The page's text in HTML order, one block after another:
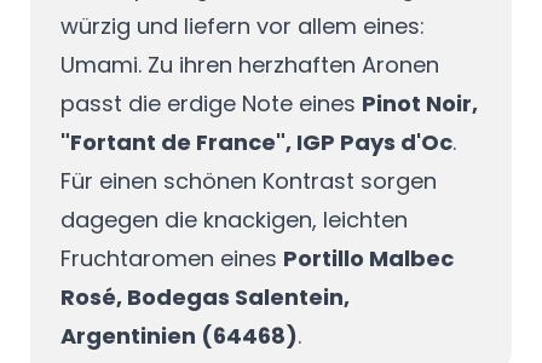
würzig und liefern vor allem eines:
Umami. Zu ihren herzhaften Aronen
passt die erdige Note eines Pinot Noir,
"Fortant de France", IGP Pays d'Oc.
Für einen schönen Kontrast sorgen
dagegen die knackigen, leichten
Fruchtaromen eines Portillo Malbec
Rosé, Bodegas Salentein,
Argentinien (64468).